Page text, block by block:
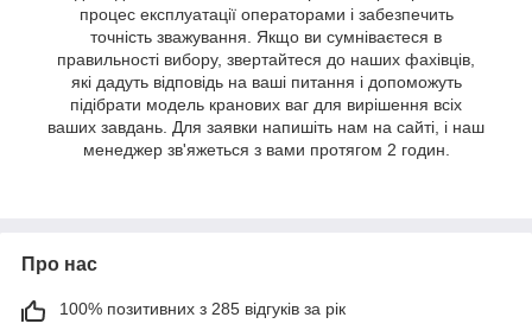
процес експлуатації операторами і забезпечить
точність зважування. Якщо ви сумніваєтеся в
правильності вибору, звертайтеся до наших фахівців,
які дадуть відповідь на ваші питання і допоможуть
підібрати модель кранових ваг для вирішення всіх
ваших завдань. Для заявки напишіть нам на сайті, і наш
менеджер зв'яжеться з вами протягом 2 годин.
Про нас
100% позитивних з 285 відгуків за рік